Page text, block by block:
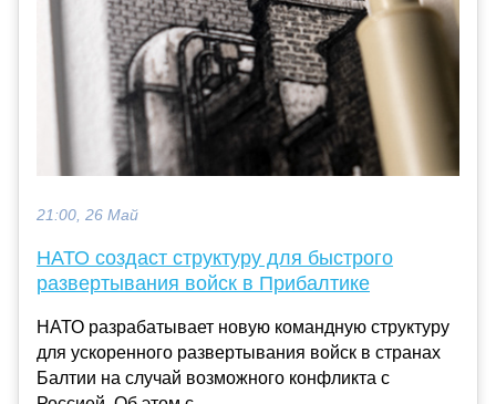
21:00, 26 Май
НАТО создаст структуру для быстрого
развертывания войск в Прибалтике
НАТО разрабатывает новую командную структуру
для ускоренного развертывания войск в странах
Балтии на случай возможного конфликта с